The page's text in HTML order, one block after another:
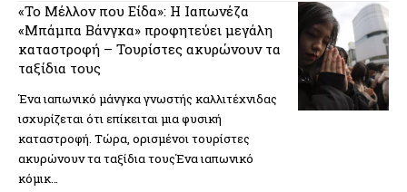
«Το Μέλλον που Είδα»: Η Ιαπωνέζα
«Μπάμπα Βάνγκα» προφητεύει μεγάλη
καταστροφή – Τουρίστες ακυρώνουν τα
ταξίδια τους
Ένα ιαπωνικό μάνγκα γνωστής καλλιτέχνιδας
ισχυρίζεται ότι επίκειται μια φυσική
καταστροφή. Τώρα, ορισμένοι τουρίστες
ακυρώνουν τα ταξίδια τουςΈνα ιαπωνικό
κόμικ…